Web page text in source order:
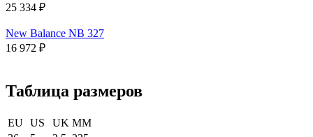
25 334 ₽
New Balance NB 327
16 972 ₽
Таблица размеров
EU US UK MM